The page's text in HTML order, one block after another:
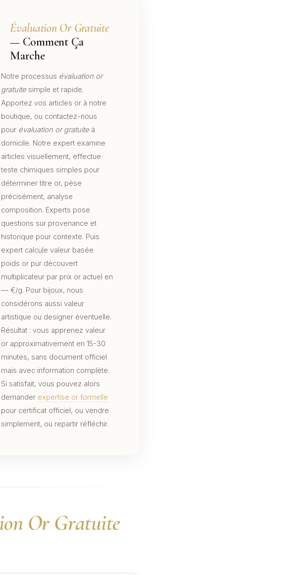
Évaluation Or Gratuite
— Comment Ça
Marche
Notre processus évaluation or
gratuitesimple et rapide.
Apportez vos articles or à notre
boutique, ou contactez-nous
pour évaluation or gratuiteà
domicile. Notre expert examine
articles visuellement, effectue
teste chimiques simples pour
déterminer titre or, pèse
précisément, analyse
composition. Experts pose
questions sur provenance et
historique pour contexte. Puis
expert calcule valeur basée
poids or pur découvert
multiplicateur par prix or actuel en
—€/g. Pour bijoux, nous
considérons aussi valeur
artistique ou designer éventuelle.
Résultat : vous apprenez valeur
or approximativement en 15-30
minutes, sans document officiel
mais avec information complète.
Si satisfait, vous pouvez alors
demander expertise or formelle
pour certificat officiel, ou vendre
simplement, ou repartir réfléchir.
Or Gratuite